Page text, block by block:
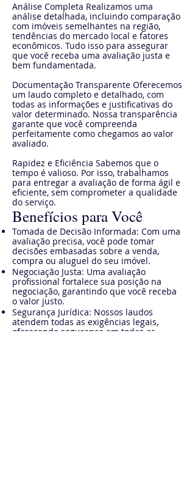
Análise Completa Realizamos uma
análise detalhada, incluindo comparação
com imóveis semelhantes na região,
tendências do mercado local e fatores
econômicos. Tudo isso para assegurar
que você receba uma avaliação justa e
bem fundamentada.
Documentação Transparente Oferecemos
um laudo completo e detalhado, com
todas as informações e justificativas do
valor determinado. Nossa transparência
garante que você compreenda
perfeitamente como chegamos ao valor
avaliado.
Rapidez e Eficiência Sabemos que o
tempo é valioso. Por isso, trabalhamos
para entregar a avaliação de forma ágil e
eficiente, sem comprometer a qualidade
do serviço.
Benefícios para Você
Tomada de Decisão Informada: Com uma
avaliação precisa, você pode tomar
decisões embasadas sobre a venda,
compra ou aluguel do seu imóvel.
Negociação Justa: Uma avaliação
profissional fortalece sua posição na
negociação, garantindo que você receba
o valor justo.
Segurança Jurídica: Nossos laudos
atendem todas as exigências legais,
oferecendo segurança em todas as